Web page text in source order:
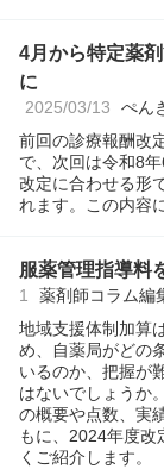
4月から特定薬
に
2025/03/13 ぺん
前回の診療報酬改
で、次回は令和8
改定に合わせる形
れます。この内容
服薬管理指導料
1
薬剤師コラム編
地域支援体制加算
め、自薬局がどの
いるのか、把握が
はないでしょうか
の概要や点数、実
もに、2024年度改
くご紹介します。